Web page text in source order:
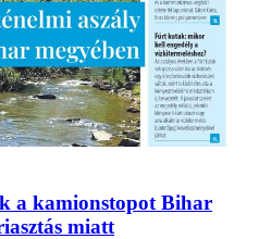
a kamionstopot Bihar
miatt